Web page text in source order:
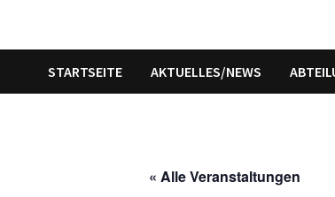
STARTSEITE AKTUELLES/NEWS
« Alle Veranstaltungen